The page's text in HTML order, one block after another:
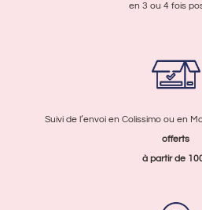
en 3 ou 4 fois
Suivi de l’envoi en Colissimo ou en
offerts
à partir de